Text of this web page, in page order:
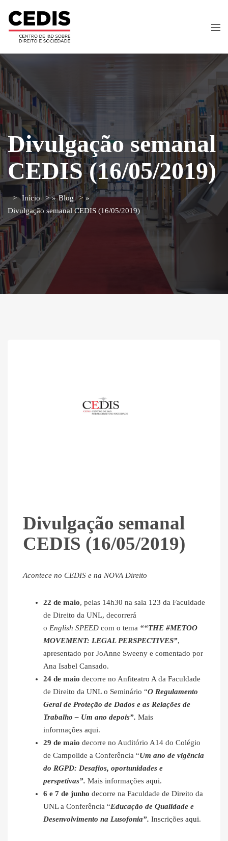
Divulgação semanal
CEDIS (16/05/2019)
Início » Blog
»
Divulgação semanal CEDIS (16/05/2019)
Divulgação semanal
CEDIS (16/05/2019)
Acontece no CEDIS e na NOVA Direito
22 de maio, pelas 14h30 na sala 123 da Faculdade
de Direito da UNL, decorrerá
o English SPEED com o tema ““THE #METOO
MOVEMENT: LEGAL PERSPECTIVES”,
apresentado por JoAnne Sweeny e comentado por
Ana Isabel Cansado.
24 de maio decorre no Anfiteatro A da Faculdade
de Direito da UNL o Seminário “O Regulamento
Geral de Proteção de Dados e as Relações de
Trabalho – Um ano depois”. Mais
informações aqui.
29 de maio decorre no Auditório A14 do Colégio
de Campolide a Conferência “Um ano de vigência
do RGPD: Desafios, oportunidades e
perspetivas”. Mais informações aqui.
6 e 7 de junho decorre na Faculdade de Direito da
UNL a Conferência “Educação de Qualidade e
Desenvolvimento na Lusofonia”. Inscrições aqui.